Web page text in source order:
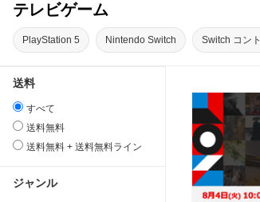
テレビゲーム
PlayStation 5 Nintendo Switch Switch コン
送料
すべて
送料無料
送料無料 + 送料無料ライン
ジャンル